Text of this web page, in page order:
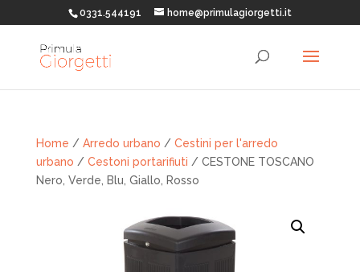
0331.544191 home@primulagiorgetti.it
Home / Arredo urbano / Cestini per l'arredo
urbano / Cestoni portarifiuti / CESTONE TOSCANO
Nero, Verde, Blu, Giallo, Rosso